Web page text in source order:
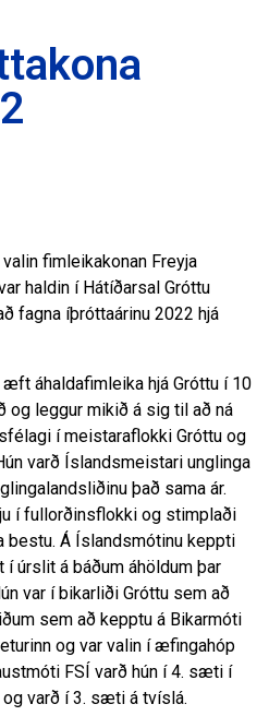
fimleikakonan Freyja
haldin í Hátíðarsal Gróttu
fagna íþróttaárinu 2022 hjá
áhaldafimleika hjá Gróttu í 10
og leggur mikið á sig til að ná
í meistaraflokki Gróttu og
varð Íslandsmeistari unglinga
það sama ár.
í fullorðinsflokki og stimplaði
bestu. Á Íslandsmótinu keppti
úrslit á báðum áhöldum þar
var í bikarliði Gróttu sem að
sem að kepptu á Bikarmóti
og var valin í æfingahóp
FSÍ varð hún í 4. sæti í
varð í 3. sæti á tvíslá.